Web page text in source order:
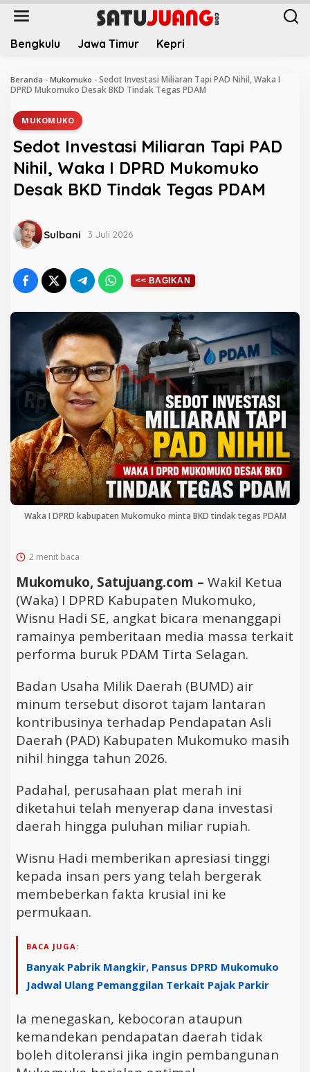
L
Bengkulu Jawa Timur Kepri
Beranda - Mukomuko - Sedot Investasi Miliaran Tapi PAD Nihil, Waka I
DPRD Mukomuko Desak BKD Tindak Tegas PDAM
MUKOMUKO
Sedot Investasi Miliaran Tapi PAD
Nihil, Waka I DPRD Mukomuko
Desak BKD Tindak Tegas PDAM
Sulbani 3 Juli 2026
Waka I DPRD kabupaten Mukomuko minta BKD tindak tegas PDAM
2 menit baca
Mukomuko, Satujuang.com – Wakil Ketua
(Waka) I DPRD Kabupaten Mukomuko,
Wisnu Hadi SE, angkat bicara menanggapi
ramainya pemberitaan media massa terkait
performa buruk PDAM Tirta Selagan.
Badan Usaha Milik Daerah (BUMD) air
minum tersebut disorot tajam lantaran
kontribusinya terhadap Pendapatan Asli
Daerah (PAD) Kabupaten Mukomuko masih
nihil hingga tahun 2026.
Padahal, perusahaan plat merah ini
diketahui telah menyerap dana investasi
daerah hingga puluhan miliar rupiah.
Wisnu Hadi memberikan apresiasi tinggi
kepada insan pers yang telah bergerak
membeberkan fakta krusial ini ke
permukaan.
BACA JUGA:
Banyak Pabrik Mangkir, Pansus DPRD Mukomuko
Jadwal Ulang Pemanggilan Terkait Pajak Parkir
Ia menegaskan, kebocoran ataupun
kemandekan pendapatan daerah tidak
boleh ditoleransi jika ingin pembangunan